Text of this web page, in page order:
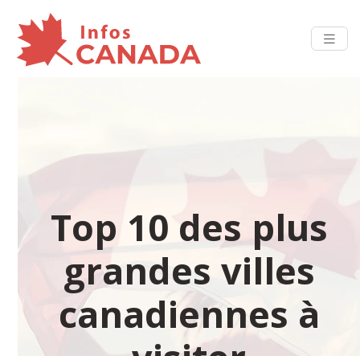
Top 10 des plus
grandes villes
canadiennes à